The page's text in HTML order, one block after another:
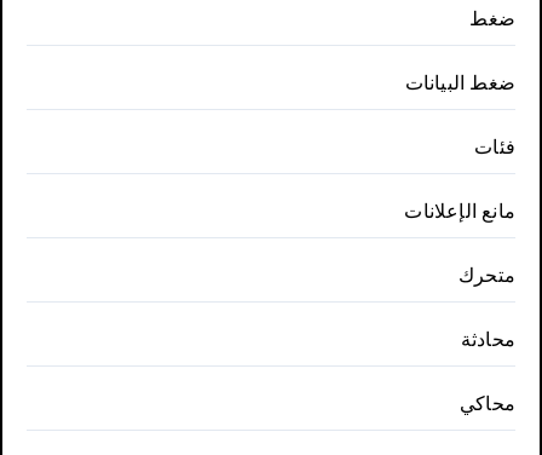
ضغط
ضغط البيانات
فئات
مانع الإعلانات
متحرك
محادثة
محاكي